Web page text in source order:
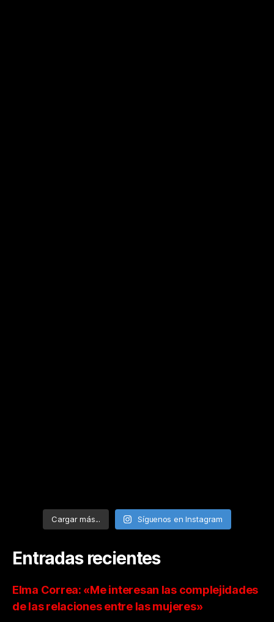
Cargar más... Síguenos en Instagram
Entradas recientes
Elma Correa: «Me interesan las complejidades
de las relaciones entre las mujeres»